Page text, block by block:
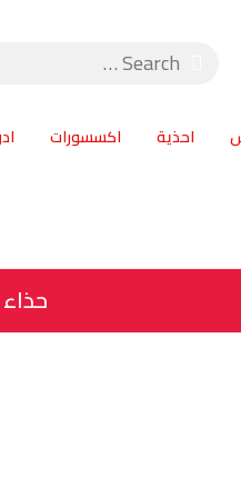
احذية اكسسورات